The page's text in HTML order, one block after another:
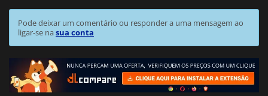
Pode deixar um comentário ou responder a uma mensagem ao
ligar-se nasua conta